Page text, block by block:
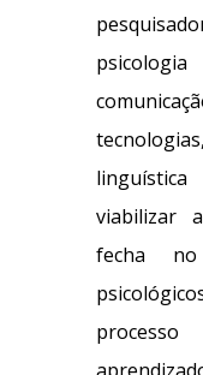
viabilizar
fecha